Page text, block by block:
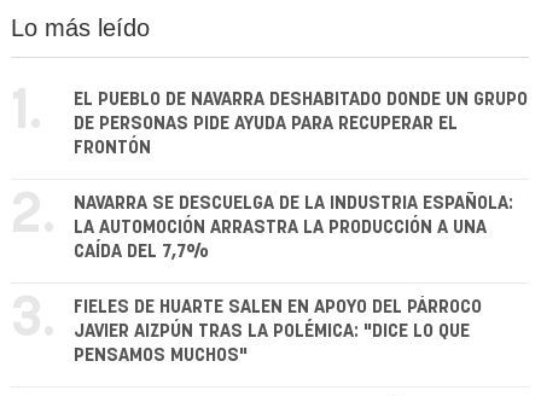
Lo más leído
1.
EL PUEBLO DE NAVARRA DESHABITADO DONDE UN GRUPO
DE PERSONAS PIDE AYUDA PARA RECUPERAR EL
FRONTÓN
2.
NAVARRA SE DESCUELGA DE LA INDUSTRIA ESPAÑOLA:
LA AUTOMOCIÓN ARRASTRA LA PRODUCCIÓN A UNA
CAÍDA DEL 7,7%
3.
FIELES DE HUARTE SALEN EN APOYO DEL PÁRROCO
JAVIER AIZPÚN TRAS LA POLÉMICA: "DICE LO QUE
PENSAMOS MUCHOS"